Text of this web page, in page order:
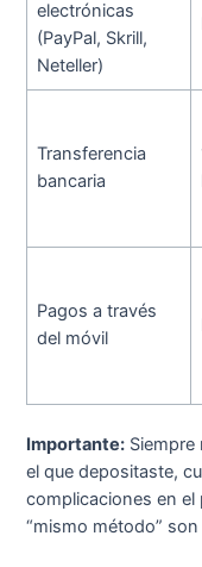
electrónicas
(PayPal, Skrill,
Neteller)
Transferencia
bancaria
Pagos a través
del móvil
Importante:
el que depositaste,
complicaciones en
“mismo método”